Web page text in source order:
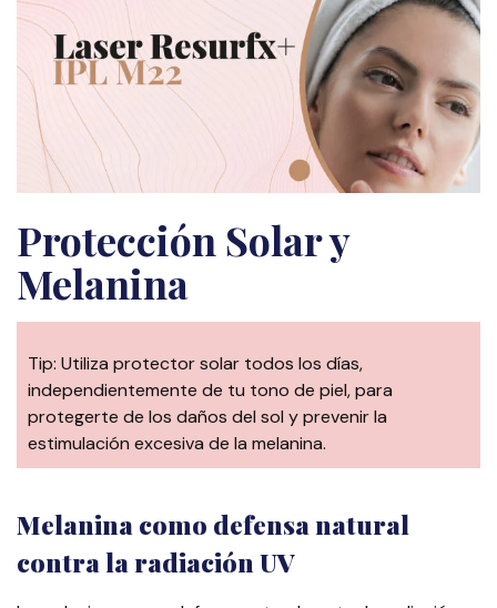
Protección Solar y
Melanina
Tip: Utiliza protector solar todos los días,
independientemente de tu tono de piel, para
protegerte de los daños del sol y prevenir la
estimulación excesiva de la melanina.
Melanina como defensa natural
contra la radiación UV